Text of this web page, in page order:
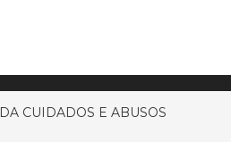
CUIDADOS E ABUSOS